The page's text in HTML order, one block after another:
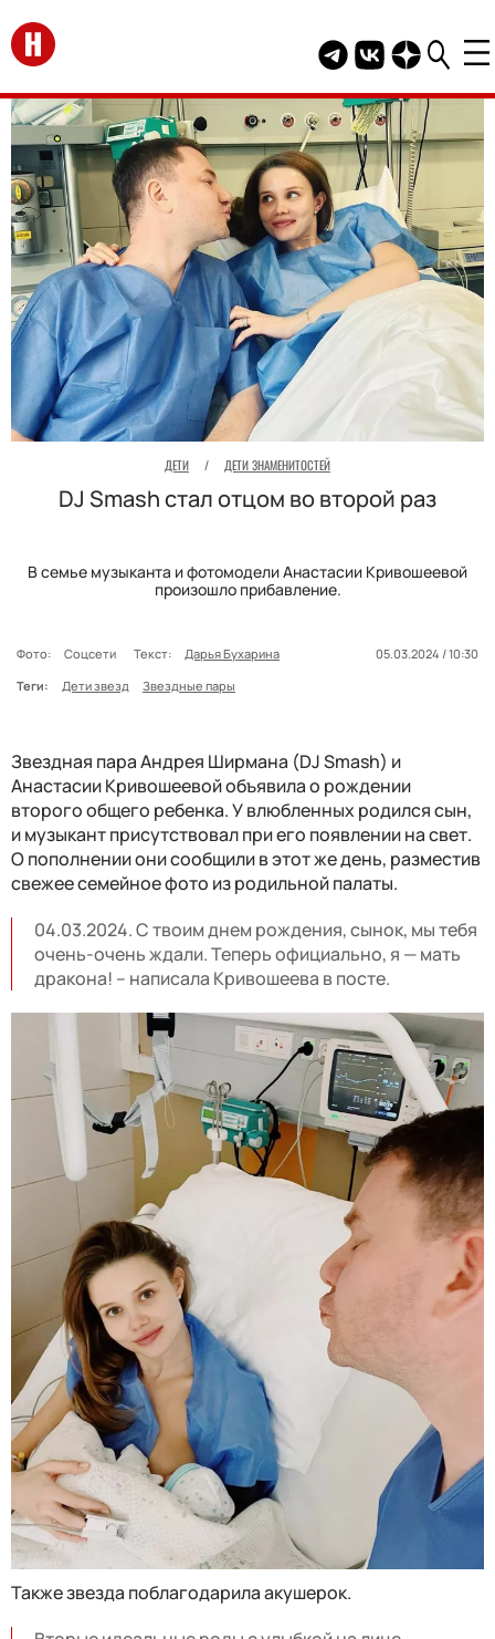
Перейти на главную
Telegram канал
Группа HELLO
Канал
ДЕТИ / ДЕТИ ЗНАМЕНИТОСТЕЙ
DJ Smash стал отцом во второй раз
В семье музыканта и фотомодели Анастасии Кривошеевой
произошло прибавление.
Фото: Соцсети Текст: Дарья Бухарина
05.03.2024 / 10:30
Теги:
Дети звезд Звездные пары
Звездная пара Андрея Ширмана (DJ Smash) и
Анастасии Кривошеевой объявила о рождении
второго общего ребенка. У влюбленных родился сын,
и музыкант присутствовал при его появлении на свет.
О пополнении они сообщили в этот же день, разместив
свежее семейное фото из родильной палаты.
04.03.2024. С твоим днем рождения, сынок, мы тебя
очень-очень ждали. Теперь официально, я — мать
дракона! – написала Кривошеева в посте.
Также звезда поблагодарила акушерок.